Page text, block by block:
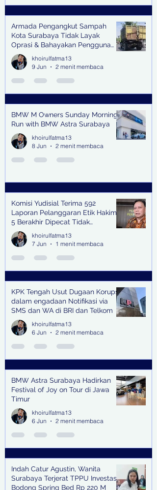
Armada Pengangkut Sampah
Kota Surabaya Tidak Layak
Oprasi & Bahayakan Pengguna
Jalan
khoirulfatma13
9 Jun
2 menit membaca
BMW M Owners Sunday Morning
Run with BMW Astra Surabaya
khoirulfatma13
8 Jun
2 menit membaca
Komisi Yudisial Terima 592
Laporan Pelanggaran Etik Hakim,
5 Berakhir Dipecat Tidak
Terhormat
khoirulfatma13
7 Jun
1 menit membaca
KPK Tengah Usut Dugaan Korupsi
dalam engadaan Notifikasi via
SMS dan WA di BRI dan Telkom
khoirulfatma13
6 Jun
2 menit membaca
BMW Astra Surabaya Hadirkan
Festival of Joy on Tour di Jawa
Timur
khoirulfatma13
6 Jun
2 menit membaca
Indah Catur Agustin, Wanita
Surabaya Terjerat TPPU Investasi
Bodong Spring Bed Rp 220 M